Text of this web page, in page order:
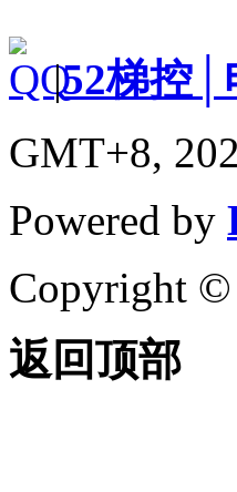
|52梯控│
GMT+8,
Powered by
Copyright ©
返回顶部